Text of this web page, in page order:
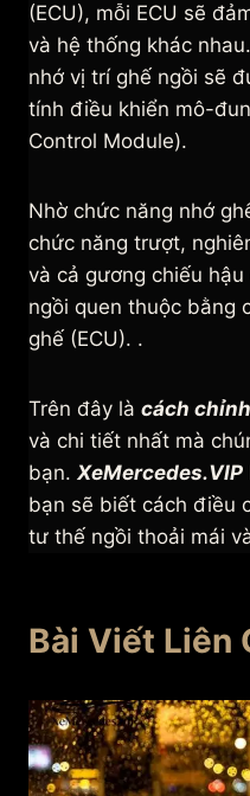
(ECU), mỗi ECU sẽ
và hệ thống khác
nhớ vị trí ghế ngồi sẽ
tính điều khiển mô-
Control Module).
Nhờ chức năng nhớ
chức năng trượt,
và cả gương chiếu
ngồi quen thuộc bằng
ghế (ECU). .
Trên đây là cách
và chi tiết nhất mà
bạn. XeMercedes.VIP
bạn sẽ biết cách điều
tư thế ngồi thoải mái
Bài Viết Liên